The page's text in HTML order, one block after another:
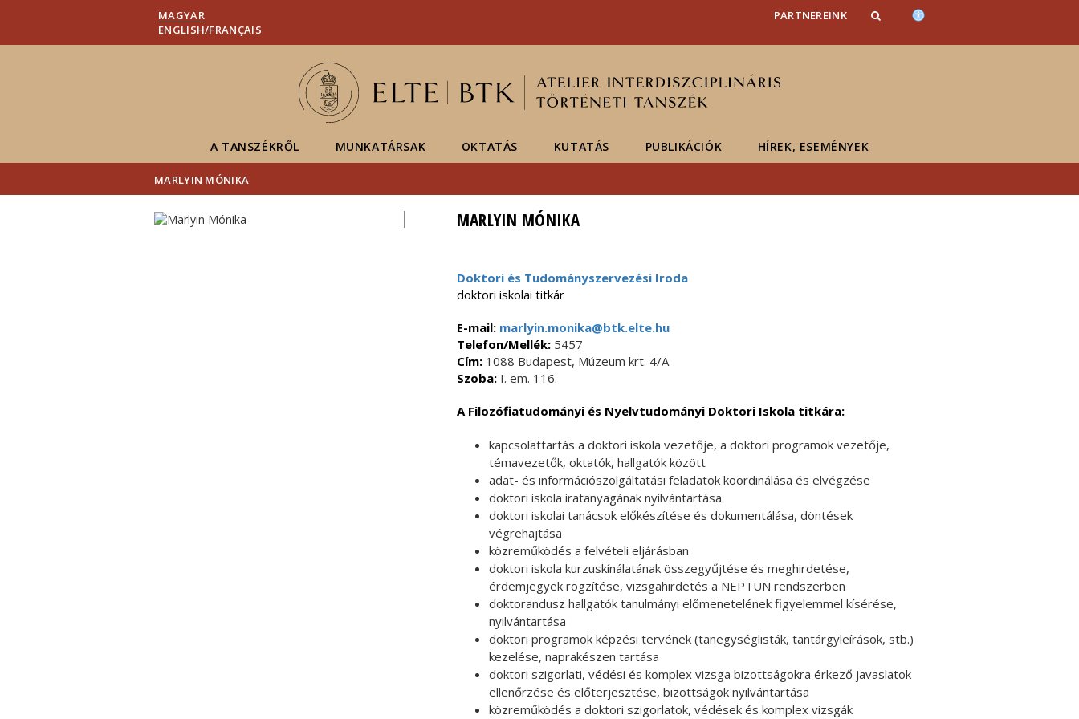
sajtóban
MAGYAR
ENGLISH/FRANÇAIS
PARTNEREINK
A TANSZÉKRŐL MUNKATÁRSAK OKTATÁS KUTATÁS PUBLIKÁCIÓK HÍREK, ESEMÉNYEK
MARLYIN MÓNIKA
MARLYIN MÓNIKA
Doktori és Tudományszervezési Iroda
doktori iskolai titkár
E-mail:marlyin.monika@btk.elte.hu
Telefon/Mellék:5457
Cím:1088 Budapest, Múzeum krt. 4/A
Szoba:I. em. 116.
A Filozófiatudományi és Nyelvtudományi Doktori Iskola titkára:
kapcsolattartás a doktori iskola vezetője, a doktori programok vezetője,
témavezetők, oktatók, hallgatók között
adat- és információszolgáltatási feladatok koordinálása és elvégzése
doktori iskola iratanyagának nyilvántartása
doktori iskolai tanácsok előkészítése és dokumentálása, döntések
végrehajtása
közreműködés a felvételi eljárásban
doktori iskola kurzuskínálatának összegyűjtése és meghirdetése,
érdemjegyek rögzítése, vizsgahirdetés a NEPTUN rendszerben
doktorandusz hallgatók tanulmányi előmenetelének figyelemmel kísérése,
nyilvántartása
doktori programok képzési tervének (tanegységlisták, tantárgyleírások, stb.)
kezelése, naprakészen tartása
doktori szigorlati, védési és komplex vizsga bizottságokra érkező javaslatok
ellenőrzése és előterjesztése, bizottságok nyilvántartása
közreműködés a doktori szigorlatok, védések és komplex vizsgák